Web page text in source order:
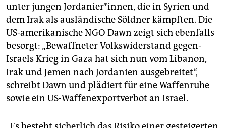
unter jungen Jordanier*innen, die in Syrien und
dem Irak als ausländische Söldner kämpften. Die
US-amerikanische NGO Dawn zeigt sich ebenfalls
besorgt: „Bewaffneter Volkswiderstand gegen­
Israels Krieg in Gaza hat sich nun vom Libanon,
Irak und Jemen nach Jordanien ausgebreitet“,
schreibt Dawn und plädiert für eine Waffenruhe
sowie ein US-Waffenexportverbot an Israel.